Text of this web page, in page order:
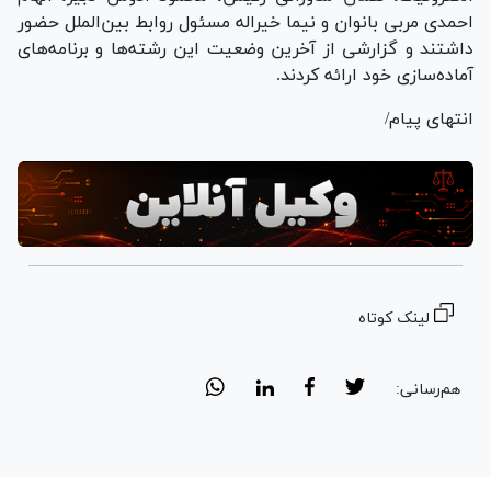
احمدی مربی بانوان و نیما خیراله مسئول روابط بین‌الملل حضور
داشتند و گزارشی از آخرین وضعیت این رشته‌ها و برنامه‌های
آماده‌سازی خود ارائه کردند.
انتهای پیام/
لینک کوتاه
هم‌رسانی: